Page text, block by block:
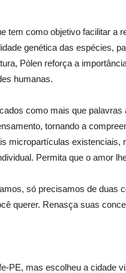
tem como objetivo facilitar a
genética das espécies,
Pólen reforça a
humanas.
como mais que
tornando a
micropartículas existenciais,
Permita que o amor
só precisamos de duas
querer. Renasça suas
PE, mas escolheu a cidade